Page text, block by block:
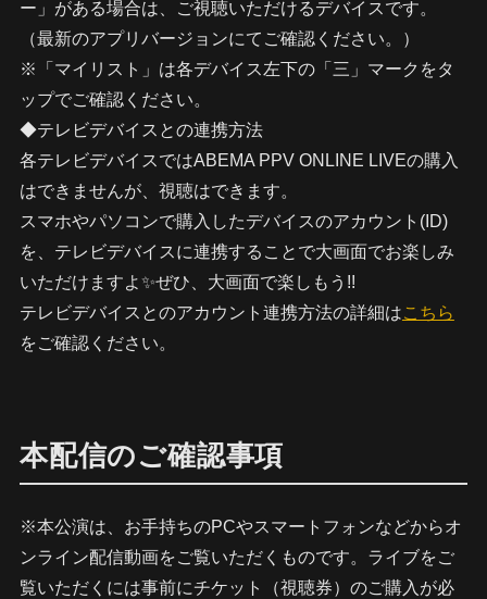
ー」がある場合は、ご視聴いただけるデバイスです。
（最新のアプリバージョンにてご確認ください。）
※「マイリスト」は各デバイス左下の「三」マークをタ
ップでご確認ください。
◆テレビデバイスとの連携方法
各テレビデバイスではABEMA PPV ONLINE LIVEの購入
はできませんが、視聴はできます。
スマホやパソコンで購入したデバイスのアカウント(ID)
を、テレビデバイスに連携することで大画面でお楽しみ
いただけますよ✨ぜひ、大画面で楽しもう!!
テレビデバイスとのアカウント連携方法の詳細はこちら
をご確認ください。
本配信のご確認事項
※本公演は、お手持ちのPCやスマートフォンなどからオ
ンライン配信動画をご覧いただくものです。ライブをご
覧いただくには事前にチケット（視聴券）のご購入が必